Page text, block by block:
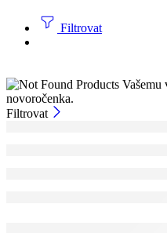
Filtrovat
Vašemu
novoročenka.
Filtrovat